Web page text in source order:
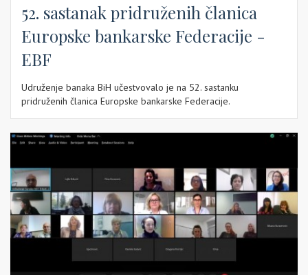
52. sastanak pridruženih članica
Europske bankarske Federacije -
EBF
Udruženje banaka BiH učestvovalo je na 52. sastanku
pridruženih članica Europske bankarske Federacije.